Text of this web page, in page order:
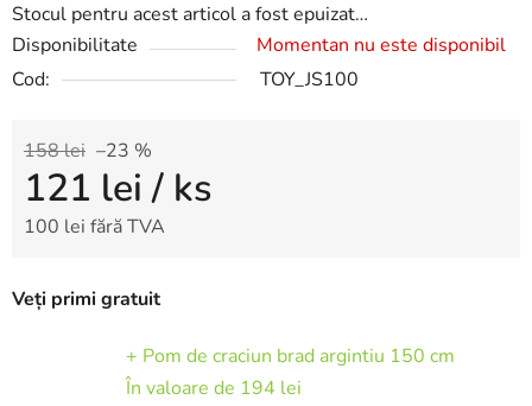
Stocul pentru acest articol a fost epuizat…
Disponibilitate
Momentan nu este disponibil
Cod:
TOY_JS100
158 lei –23 %
121 lei/ ks
100 lei fără TVA
Veți primi gratuit
+ Pom de craciun brad argintiu 150 cm
În valoare de 194 lei